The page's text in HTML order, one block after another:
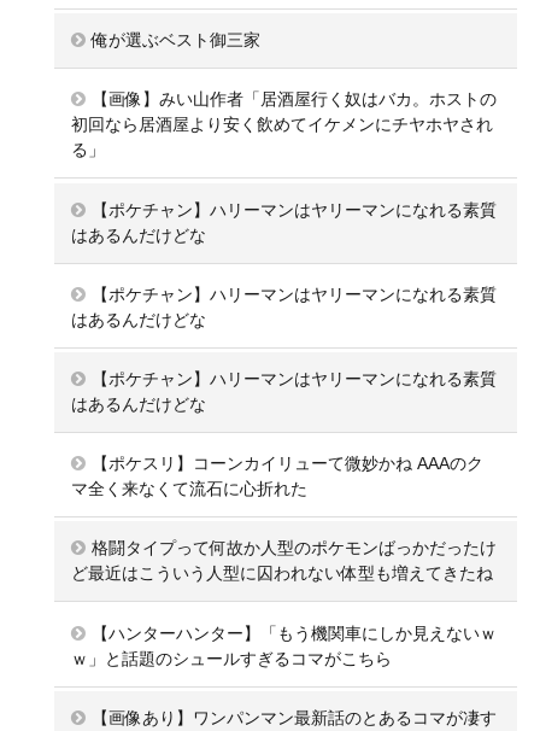
俺が選ぶベスト御三家
【画像】みい山作者「居酒屋行く奴はバカ。ホストの
初回なら居酒屋より安く飲めてイケメンにチヤホヤされ
る」
【ポケチャン】ハリーマンはヤリーマンになれる素質
はあるんだけどな
【ポケチャン】ハリーマンはヤリーマンになれる素質
はあるんだけどな
【ポケチャン】ハリーマンはヤリーマンになれる素質
はあるんだけどな
【ポケスリ】コーンカイリューて微妙かね AAAのク
マ全く来なくて流石に心折れた
格闘タイプって何故か人型のポケモンばっかだったけ
ど最近はこういう人型に囚われない体型も増えてきたね
【ハンターハンター】「もう機関車にしか見えないｗ
ｗ」と話題のシュールすぎるコマがこちら
【画像あり】ワンパンマン最新話のとあるコマが凄す